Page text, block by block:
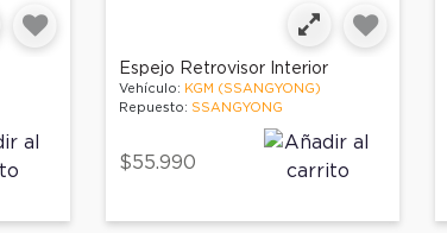
Espejo Retrovisor Interior
Vehículo: KGM (SSANGYONG)
Repuesto: SSANGYONG
$55.990